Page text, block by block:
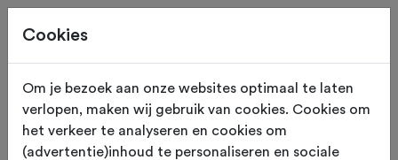
Neem contact op
Met RFTC Rekreatoer
Cookies
Om je bezoek aan onze websites optimaal te laten
verlopen, maken wij gebruik van cookies. Cookies om
het verkeer te analyseren en cookies om
(advertentie)inhoud te personaliseren en sociale